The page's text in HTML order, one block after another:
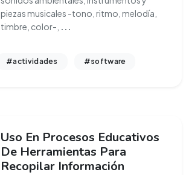
piezas musicales -tono, ritmo, melodía,
timbre, color-, ...
#actividades #software
Uso En Procesos Educativos
De Herramientas Para
Recopilar Información